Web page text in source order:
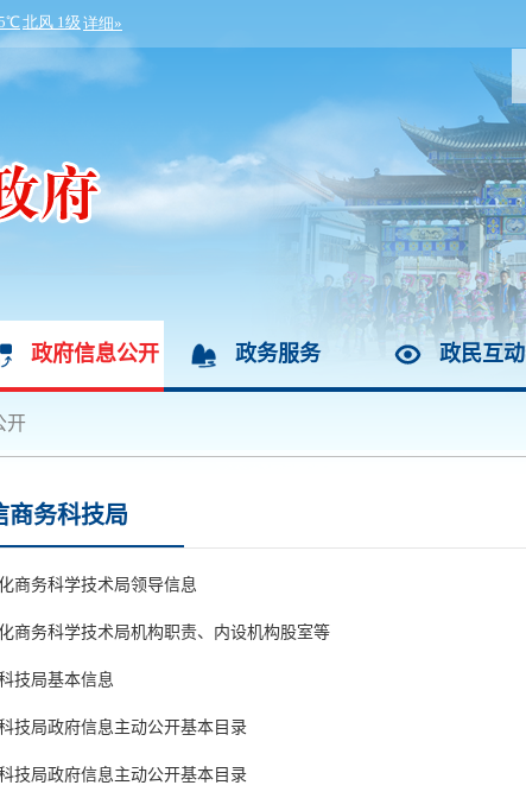
政府信息公开 政务服务 政民互动
开
商务科技局
商务科学技术局领导信息
商务科学技术局机构职责、内设机构股室等
技局基本信息
技局政府信息主动公开基本目录
技局政府信息主动公开基本目录